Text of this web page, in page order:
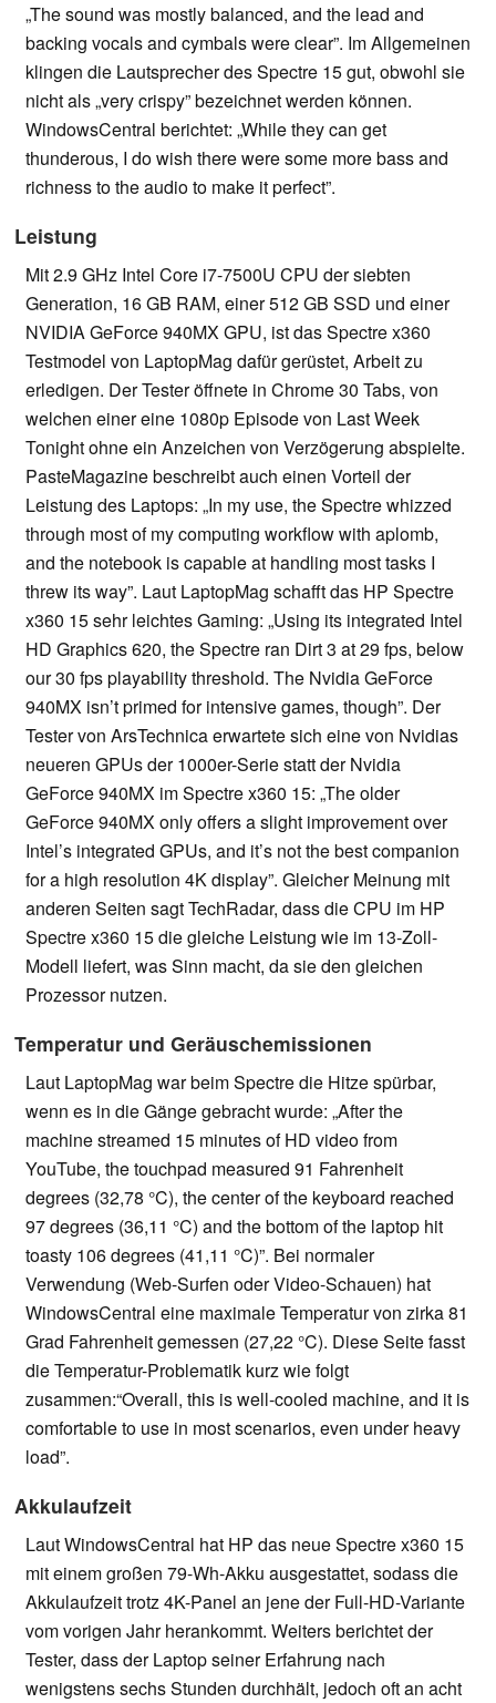
„The sound was mostly balanced, and the lead and
backing vocals and cymbals were clear”. Im Allgemeinen
klingen die Lautsprecher des Spectre 15 gut, obwohl sie
nicht als „very crispy” bezeichnet werden können.
WindowsCentral berichtet: „While they can get
thunderous, I do wish there were some more bass and
richness to the audio to make it perfect”.
Leistung
Mit 2.9 GHz Intel Core i7-7500U CPU der siebten
Generation, 16 GB RAM, einer 512 GB SSD und einer
NVIDIA GeForce 940MX GPU, ist das Spectre x360
Testmodel von LaptopMag dafür gerüstet, Arbeit zu
erledigen. Der Tester öffnete in Chrome 30 Tabs, von
welchen einer eine 1080p Episode von Last Week
Tonight ohne ein Anzeichen von Verzögerung abspielte.
PasteMagazine beschreibt auch einen Vorteil der
Leistung des Laptops: „In my use, the Spectre whizzed
through most of my computing workflow with aplomb,
and the notebook is capable at handling most tasks I
threw its way”. Laut LaptopMag schafft das HP Spectre
x360 15 sehr leichtes Gaming: „Using its integrated Intel
HD Graphics 620, the Spectre ran Dirt 3 at 29 fps, below
our 30 fps playability threshold. The Nvidia GeForce
940MX isn’t primed for intensive games, though”. Der
Tester von ArsTechnica erwartete sich eine von Nvidias
neueren GPUs der 1000er-Serie statt der Nvidia
GeForce 940MX im Spectre x360 15: „The older
GeForce 940MX only offers a slight improvement over
Intel’s integrated GPUs, and it’s not the best companion
for a high resolution 4K display”. Gleicher Meinung mit
anderen Seiten sagt TechRadar, dass die CPU im HP
Spectre x360 15 die gleiche Leistung wie im 13-Zoll-
Modell liefert, was Sinn macht, da sie den gleichen
Prozessor nutzen.
Temperatur und Geräuschemissionen
Laut LaptopMag war beim Spectre die Hitze spürbar,
wenn es in die Gänge gebracht wurde: „After the
machine streamed 15 minutes of HD video from
YouTube, the touchpad measured 91 Fahrenheit
degrees (32,78 °C), the center of the keyboard reached
97 degrees (36,11 °C) and the bottom of the laptop hit
toasty 106 degrees (41,11 °C)”. Bei normaler
Verwendung (Web-Surfen oder Video-Schauen) hat
WindowsCentral eine maximale Temperatur von zirka 81
Grad Fahrenheit gemessen (27,22 °C). Diese Seite fasst
die Temperatur-Problematik kurz wie folgt
zusammen:“Overall, this is well-cooled machine, and it is
comfortable to use in most scenarios, even under heavy
load”.
Akkulaufzeit
Laut WindowsCentral hat HP das neue Spectre x360 15
mit einem großen 79-Wh-Akku ausgestattet, sodass die
Akkulaufzeit trotz 4K-Panel an jene der Full-HD-Variante
vom vorigen Jahr herankommt. Weiters berichtet der
Tester, dass der Laptop seiner Erfahrung nach
wenigstens sechs Stunden durchhält, jedoch oft an acht